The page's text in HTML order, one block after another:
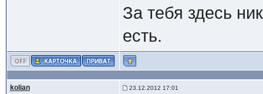
За тебя здесь
есть.
kolian 23.12.2012 17:01